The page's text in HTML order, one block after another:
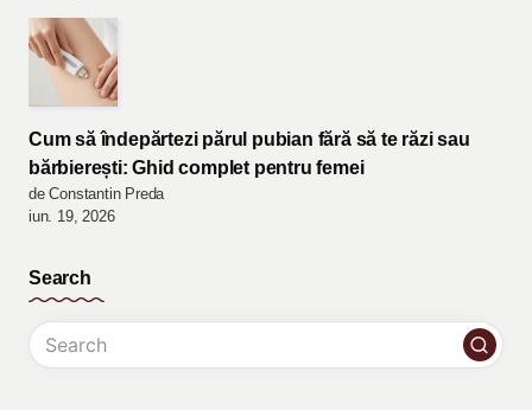
Cum să îndepărtezi părul pubian fără să te răzi sau
bărbierești: Ghid complet pentru femei
de Constantin Preda
iun. 19, 2026
Search